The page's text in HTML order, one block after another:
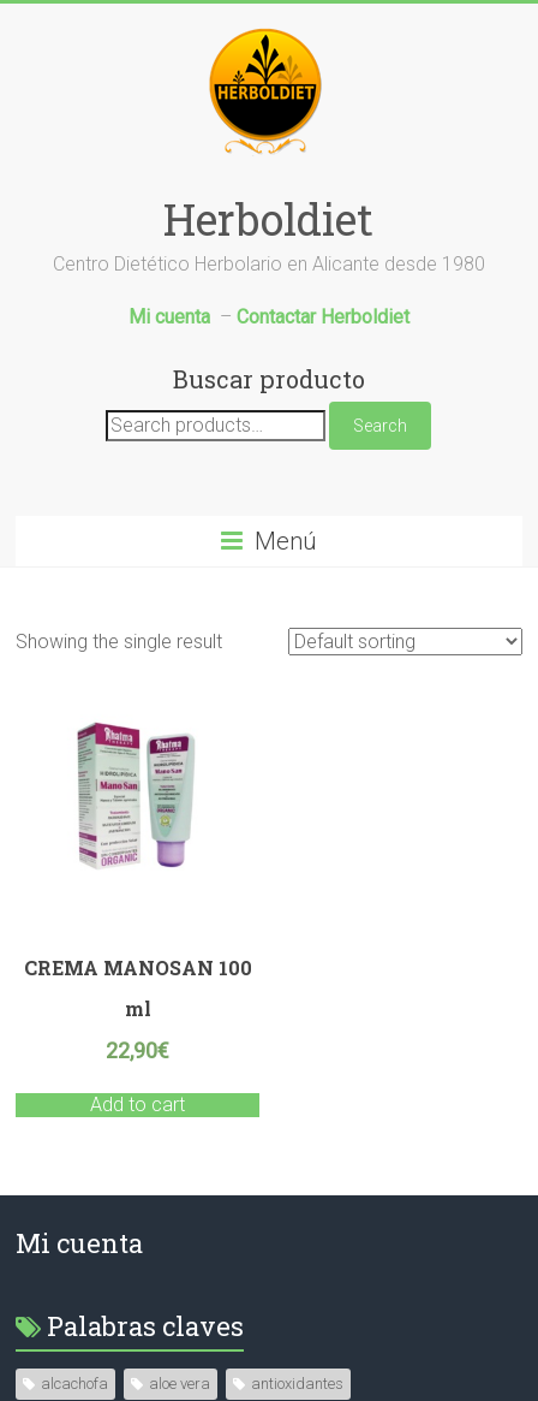
Herboldiet
Centro Dietético Herbolario en Alicante desde 1980
Mi cuenta – Contactar Herboldiet
Buscar producto
Search
for:
Search
Menú
Showing the single result
CREMA MANOSAN 100
ml
22,90€
Add to cart
Mi cuenta
Palabras claves
alcachofa aloe vera antioxidantes